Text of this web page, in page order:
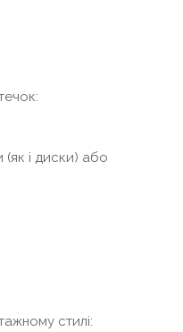
і диски) або
стилі: